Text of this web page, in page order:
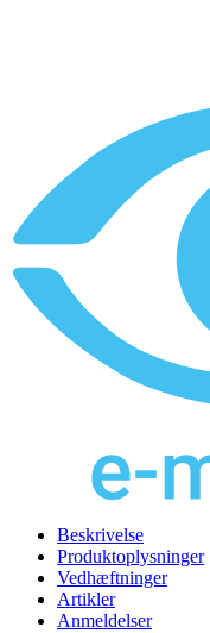
Beskrivelse
Produktoplysninger
Vedhæftninger
Artikler
Anmeldelser